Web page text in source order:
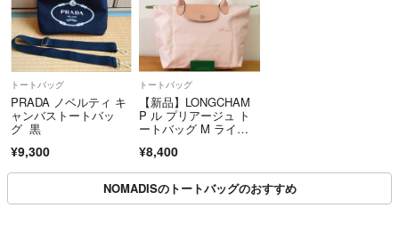
トートバッグ
PRADA ノベルティ キ
ャンバストートバッ
グ 黒
¥9,300
トートバッグ
【新品】LONGCHAM
P ル プリアージュ ト
ートバッグ M ライト
¥8,400
NOMADISのトートバッグのおすすめ